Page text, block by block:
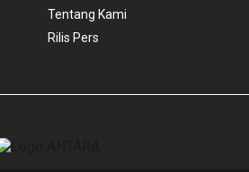
Tentang Kami
Rilis Pers